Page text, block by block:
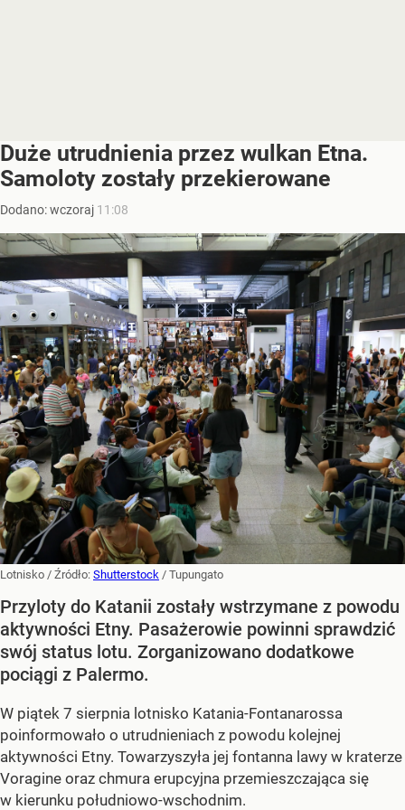
Duże utrudnienia przez wulkan Etna.
Samoloty zostały przekierowane
Dodano:wczoraj 11:08
Lotnisko / Źródło: Shutterstock / Tupungato
Przyloty do Katanii zostały wstrzymane z powodu
aktywności Etny. Pasażerowie powinni sprawdzić
swój status lotu. Zorganizowano dodatkowe
pociągi z Palermo.
W piątek 7 sierpnia lotnisko Katania-Fontanarossa
poinformowało o utrudnieniach z powodu kolejnej
aktywności Etny. Towarzyszyła jej fontanna lawy w kraterze
Voragine oraz chmura erupcyjna przemieszczająca się
w kierunku południowo-wschodnim.